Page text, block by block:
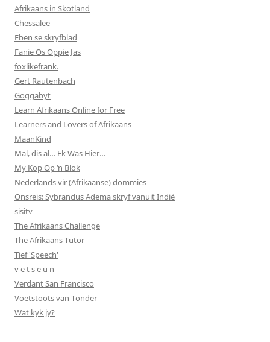
Afrikaans in Skotland
Chessalee
Eben se skryfblad
Fanie Os Oppie Jas
foxlikefrank.
Gert Rautenbach
Goggabyt
Learn Afrikaans Online for Free
Learners and Lovers of Afrikaans
MaanKind
Mal, dis al… Ek Was Hier…
My Kop Op ‘n Blok
Nederlands vir (Afrikaanse) dommies
Onsreis: Sybrandus Adema skryf vanuit Indië
sisitv
The Afrikaans Challenge
The Afrikaans Tutor
Tief 'Speech'
v e t s e u n
Verdant San Francisco
Voetstoots van Tonder
Wat kyk jy?